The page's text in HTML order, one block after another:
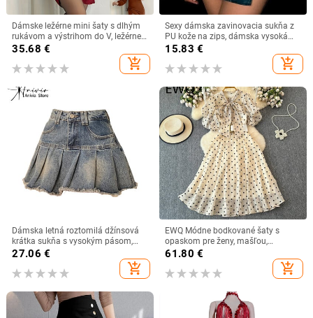
Dámske ležérne mini šaty s dlhým
rukávom a výstrihom do V, ležérne,
s kapucňou, s výstrihom do V, s
kancelárske, dámske šaty pre ženy,
35.68 €
add_shopping_cart
Sexy dámska zavinovacia sukňa z
PU kože na zips, dámska vysoká
sukňa s výstrihom do klubu, párty,
priliehavá sukňa, nočný klub, čierna
dámska sukňa
15.83 €
add_shopping_cart
Dámska letná roztomilá džínsová
krátka sukňa s vysokým pásom,
ležérna áčková skladaná sukňa v
kórejskom štýle s okrajmi Burr Edge
27.06 €
add_shopping_cart
EWQ Módne bodkované šaty s
opaskom pre ženy, mašľou,
šnurovaním, naberaným pásom,
strihom, leto 2024, nové, 27X200
61.80 €
add_shopping_cart